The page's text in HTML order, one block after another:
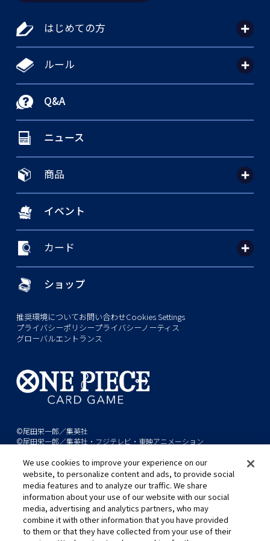
はじめての方
ルール
Q&A
ニュース
商品
イベント
カード
ショップ
推奨環境についてお問い合わせCookies Settings
プライバシーポリシープライバシーノーティス
グローバルエントランス
©尾田栄一郎／集英社
©尾田栄一郎／集英社・フジテレビ・東映アニメーション
このwebサイトに記載されているすべての画像・テキスト・データの無
断転用、転載をお断りします。
開発中につき、本サイトで使用している画像と実際の商品とは異なる場
合があります。
※AppleとAppleのロゴは、米国およびその他の国で登録されたApple
Inc.の商標です。
We use cookies to improve your experience on our
website, to personalize content and ads, to provide social
media features and to analyze our traffic. We share
information about your use of our website with our social
media, advertising and analytics partners, who may
combine it with other information that you have provided
to them or that they have collected from your use of their